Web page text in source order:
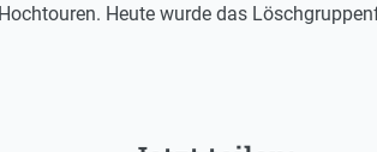
Heute wurde das